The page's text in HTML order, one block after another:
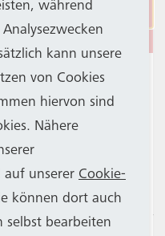
Rheinallee
herrunterladen
637 gehen
–
– Robert-
herrunterladen
638 gehen
Ria-Maternus-Platz –
haben
einen Großteil
aus dem Betrieb
das
mit 14
Bahn weist
während
kann unsere
von Cookies
hiervon sind
Nähere
auf unserer Cookie-
können dort auch
selbst bearbeiten